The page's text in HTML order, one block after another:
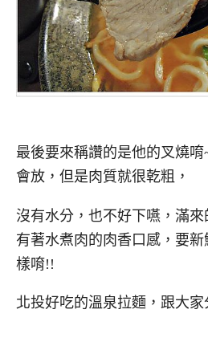
最後要來稱讚的是他的叉燒
會放，但是肉質就很乾粗，
沒有水分，也不好下嚥，滿來
有著水煮肉的肉香口感，要
樣唷!!
北投好吃的溫泉拉麵，跟大家